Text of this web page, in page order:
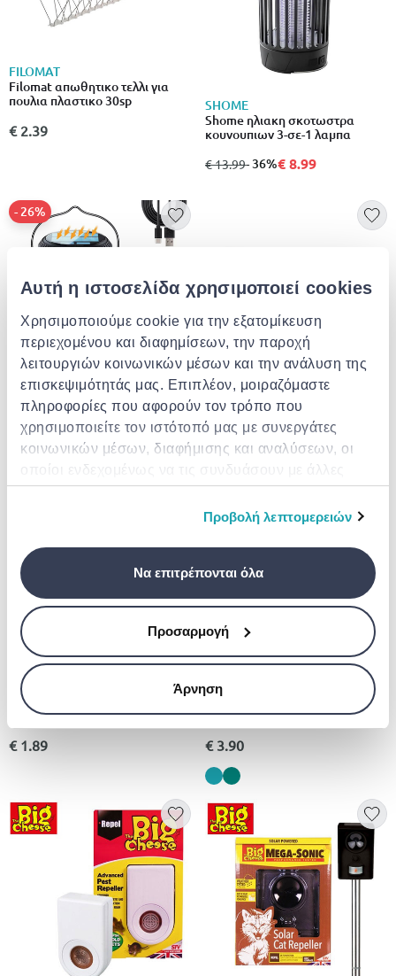
Αυτή η ιστοσελίδα χρησιμοποιεί cookies
Χρησιμοποιούμε cookie για την εξατομίκευση
περιεχομένου και διαφημίσεων, την παροχή
λειτουργιών κοινωνικών μέσων και την ανάλυση της
επισκεψιμότητάς μας. Επιπλέον, μοιραζόμαστε
πληροφορίες που αφορούν τον τρόπο που
χρησιμοποιείτε τον ιστότοπό μας με συνεργάτες
κοινωνικών μέσων, διαφήμισης και αναλύσεων, οι
οποίοι ενδεχομένως να τις συνδυάσουν με άλλες
πληροφορίες που τους έχετε παραχωρήσει ή τις
οποίες έχουν συλλέξει σε σχέση με την από μέρους
Προβολή λεπτομερειών
Να επιτρέπονται όλα
Προσαρμογή
Άρνηση
FILOMAT
Filomat απωθητικο τελλι για
πουλια πλαστικο 30sp
€ 2.39
SHOME
Shome ηλιακη σκοτωστρα
κουνουπιων 3-σε-1 λαμπα
από
€ 13.99σε
- 36%€ 8.99
Επαναφορτιζόμενη ηλιακή
λάμπα εξολόθρευσης
κουνουπιών και εντόμων
από
€ 47.00σε
- 26%
- 26%€ 35.00
Gel για μυρμηγκια 30gr
€ 26.99
Σιτα παραθυρου
€ 1.89
OEM
Ηλεκτρική εντομοπαγίδα
εσωτερικού χώρου -mosquito
night lamp
€ 3.90